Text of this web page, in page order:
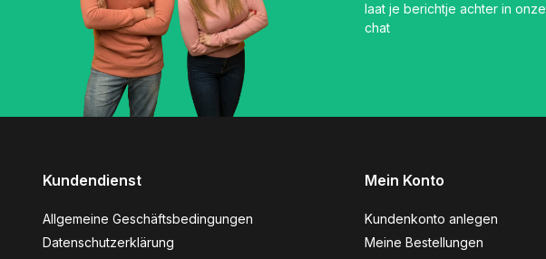
laat je berichtje achter in onze
chat
Kundendienst
Allgemeine Geschäftsbedingungen
Datenschutzerklärung
Mein Konto
Kundenkonto anlegen
Meine Bestellungen